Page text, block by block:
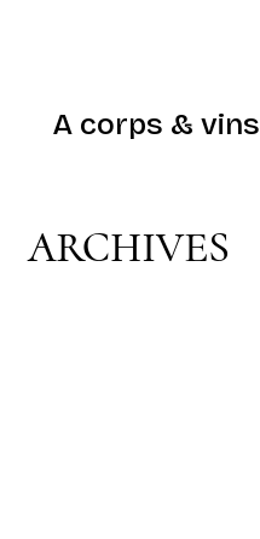
A corps & vins
ARCHIVES